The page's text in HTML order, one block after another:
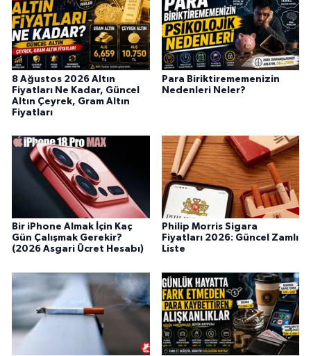
8 Ağustos 2026 Altın
Fiyatları Ne Kadar, Güncel
Altın Çeyrek, Gram Altın
Fiyatları
Para Biriktirememenizin
Nedenleri Neler?
Bir iPhone Almak İçin Kaç
Gün Çalışmak Gerekir?
(2026 Asgari Ücret Hesabı)
Philip Morris Sigara
Fiyatları 2026: Güncel Zamlı
Liste